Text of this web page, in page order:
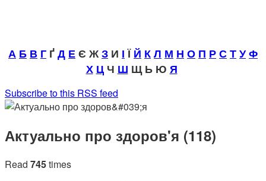
А Б В Г ҐД ЕЄ ЖЗ И ІЇЙ КЛ М Н О П РСТУФ
Х ЦЧ Ш Щ Ь Ю Я
Subscribe to this RSS feed
Актуально про здоров'я (118)
Read 745times